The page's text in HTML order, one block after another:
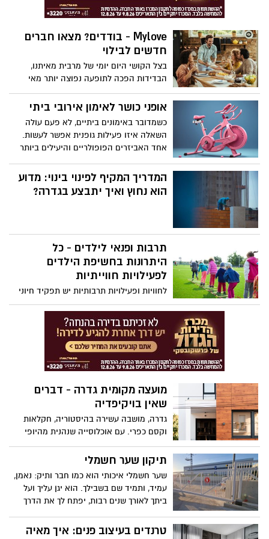
בפנים
Mylove - בודדים? מצאו חברים
חדשים לבילוי
בצל הקושי היום יומי של מרבית מאיתנו,
הבדידות הפכה לתופעה נפוצה יותר מאי
פעם. למרות שאנו מוקפים באמצעי תקשורת
מתקדמים, רבים מאיתנו מרגישים מנותקים
אופני כושר לאימון אירובי ביתי
כשמדובר באימונים ביתיים, לא פעם עולה
השאלה איזו פעילות גופנית אפשר לעשות.
אחד האביזרים הפופולריים והיעילים ביותר
שבו חדרי כושר ביתיים הופכים ליותר ויותר
נפוצים, אופני כושר מציעים פתרון נוח ובריא
לשמירה על כושר גופני.
המדריך המקיף לפינוי בינוי: מדוע
הוא נחוץ ואיך יתבצע בגדרה?
תרבות ופנאי לילדים - כל
היתרונות בחשיפת הילדים
לפעילויות חווייתיות
לחוויות ופעילויות תרבותיות יש תפקיד חיוני
בעיצוב התפתחותם של ילדים בכל הגילאים.
העיסוק בפעילויות תרבותיות מגוונות חושף
אותם לנקודות מבט שונות, מסורות וצורות
ביטוי מגוונות. במאמר הזה נעמיק באינספור
היתרונות שיש בהשתתפות בפעילויות בתחום
התרבות והפנאי, תוך שימת דגש על האופן
ילדינו ותורמות לצמיחתם ההוליסטית.
מועצה מקומית גדרה - דברים
שאין בויקיפדיה
גדרה, מושבה עשירה בהיסטוריה, חקלאות
וקסם כפרי. עם אוכלוסייה שנהנית מהיופי
השליו של השטחים החקלאיים שלה, גדרה
היא פסיפס של העבר וההווה, המציעה שילוב
אופקים של טבע כפרי.
תיקון שער חשמלי
שער חשמלי איכותי הוא כמו חבר ותיק: נאמן,
עמיד, ותמיד שם בשבילך. הוא יגן עליך ועל
ביתך לאורך שנים רבות, יפתח לך את הדרך
כשמגיעה תקלה? כמו כל מערכת מכנית, גם
טרנדים בעיצוב פנים: איך מאיה